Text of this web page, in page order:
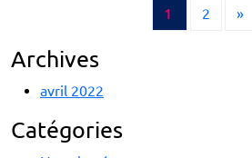
1 2 »
Archives
avril 2022
Catégories